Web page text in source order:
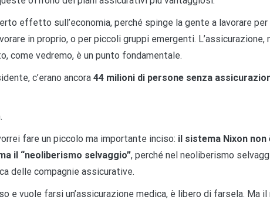
effetto sull’economia, perché spinge la gente a lavorare per
in proprio, o per piccoli gruppi emergenti. L’assicurazione,
come vedremo, è un punto fondamentale.
c’erano ancora 44 milioni di persone senza
fare un piccolo ma importante inciso: il sistema Nixon
il “neoliberismo selvaggio”, perché nel neoliberismo
delle compagnie assicurative.
e vuole farsi un’assicurazione medica, è libero di farsela. Ma